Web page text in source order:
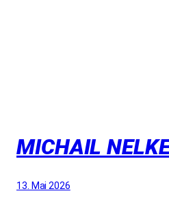
MICHAIL
13. Mai 2026